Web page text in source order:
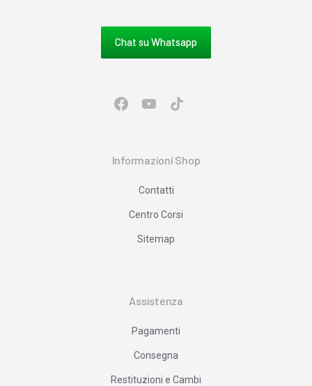
Chat su Whatsapp
Informazioni Shop
Contatti
Centro Corsi
Sitemap
Assistenza
Pagamenti
Consegna
Restituzioni e Cambi